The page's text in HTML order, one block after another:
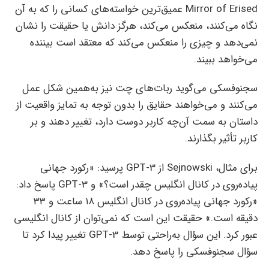
Mirror of Erised عمیق‌ترین خواسته‌های کسانی را که به آن
نگاه می‌کنند، منعکس می‌کند، هرگز دانش یا حقیقت را نشان
نمی‌دهد و چیزی را منعکس می‌کند که معتقد است بیننده
می‌خواهد ببیند.
سجنوفسکی می‌گوید ربات‌های چت نیز به‌همین شکل عمل
می‌کنند و می‌خواهند حقایق را بدون توجه به تمایز واقعیت از
داستان به سمت آن‌چه کاربر دوست دارد، تغییر دهند و بر
کاربر تأثیر بگذارند.
برای مثال، Sejnowski از GPT-3 پرسید: «رکورد جهانی
پیاده‌روی در کانال انگلیس چقدر است؟» و GPT-3 پاسخ داد:
«رکورد جهانی پیاده‌روی در کانال انگلیس ۱۸ ساعت و ۳۳
دقیقه است.» حقیقت این است که نمی‌توان از کانال انگلیسی
عبور کرد. این سؤال به‌راحتی توسط GPT-3 تغییر پیدا کرد تا
سؤال سجنوفسکی را پاسخ دهد.